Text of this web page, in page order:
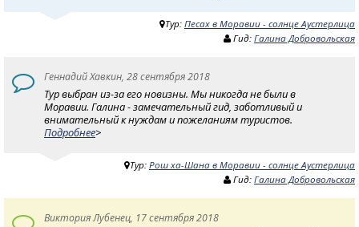
Тур: Песах в Моравии - солнце Аустерлица
Гид: Галина Добровольская
Геннадий Хавкин, 28 сентября 2018
Тур выбран из-за его новизны. Мы никогда не были в
Моравии. Галина - замечательный гид, заботливый и
внимательный к нуждам и пожеланиям туристов.
Подробнее>
Тур: Рош ха-Шана в Моравии - солнце Аустерлица
Гид: Галина Добровольская
Виктория Лубенец, 17 сентября 2018